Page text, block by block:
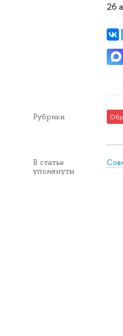
26
Рубрики
В статье
упомянуты